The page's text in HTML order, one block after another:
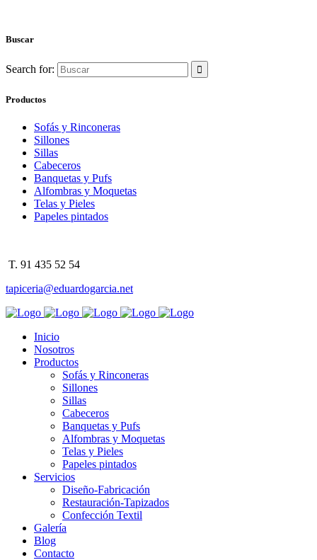
Buscar
Search for:
Productos
Sofás y Rinconeras
Sillones
Sillas
Cabeceros
Banquetas y Pufs
Alfombras y Moquetas
Telas y Pieles
Papeles pintados
T. 91 435 52 54
tapiceria@eduardogarcia.net
Inicio
Nosotros
Productos
Sofás y Rinconeras
Sillones
Sillas
Cabeceros
Banquetas y Pufs
Alfombras y Moquetas
Telas y Pieles
Papeles pintados
Servicios
Diseño-Fabricación
Restauración-Tapizados
Confección Textil
Galería
Blog
Contacto